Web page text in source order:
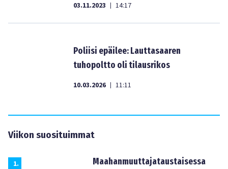
03.11.2023 | 14:17
Poliisi epäilee: Lauttasaaren
tuhopoltto oli tilausrikos
10.03.2026 | 11:11
Viikon suosituimmat
1.
Maahanmuuttajataustaisessa